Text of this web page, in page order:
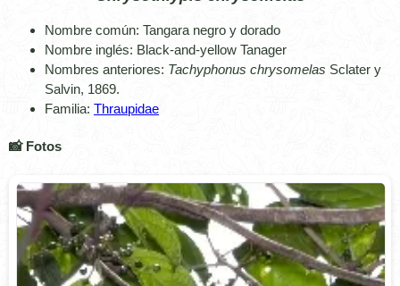
Nombre común: Tangara negro y dorado
Nombre inglés: Black-and-yellow Tanager
Nombres anteriores: Tachyphonus chrysomelas Sclater y
Salvin, 1869.
Familia: Thraupidae
📸 Fotos